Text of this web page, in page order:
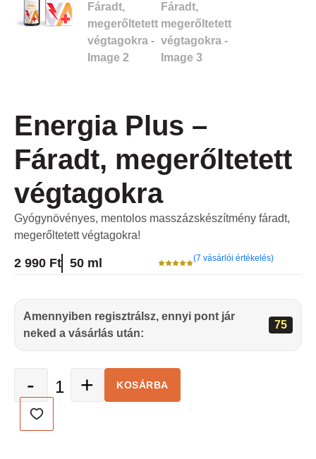
Energia Plus –
Fáradt, megerőltetett
végtagokra
Gyógynövényes, mentolos masszázskészítmény fáradt,
megerőltetett végtagokra!
2 990 Ft 50 ml (7 vásárlói értékelés)
Amennyiben regisztrálsz, ennyi pont jár
neked a vásárlás után:
75
- + KOSÁRBA